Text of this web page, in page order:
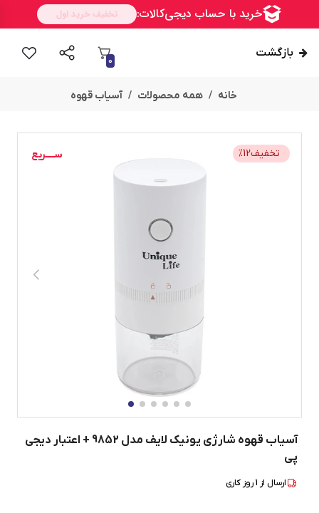
بازگشت
0
خانه همه محصولات آسیاب قهوه
تخفیف %12
آسیاب قهوه شارژی یونیک لایف مدل 9852 + اعتبار دیجی
پی
ارسال از 1روز کاری